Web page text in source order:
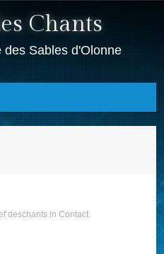
Chants
Sables d'Olonne
deschants inContact.